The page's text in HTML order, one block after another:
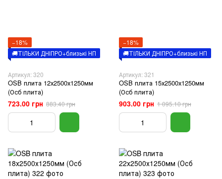
−18%
🚚ТІЛЬКИ ДНІПРО+близькі НП
Артикул: 320
OSB плита 12х2500х1250мм
(Осб плита)
723.00 грн 883.40 грн
−18%
🚚ТІЛЬКИ ДНІПРО+близькі НП
Артикул: 321
OSB плита 15х2500х1250мм
(Осб плита)
903.00 грн 1 095.10 грн